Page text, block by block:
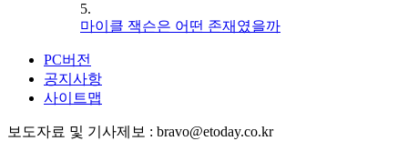
5.
마이클 잭슨은 어떤 존재였을까
PC버전
공지사항
사이트맵
보도자료 및 기사제보 : bravo@etoday.co.kr